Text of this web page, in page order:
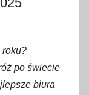
roku?
po świecie
biura